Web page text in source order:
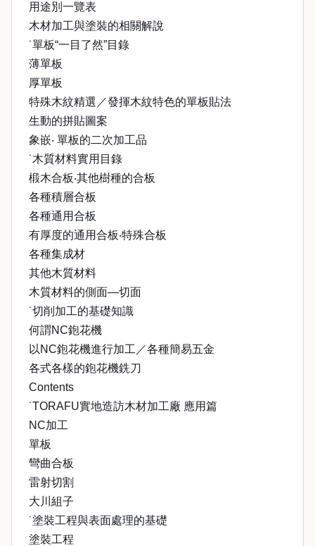
用途別一覽表
木材加工與塗裝的相關解說
˙單板“一目了然”目錄
薄單板
厚單板
特殊木紋精選／發揮木紋特色的單板貼法
生動的拼貼圖案
象嵌‧ 單板的二次加工品
˙木質材料實用目錄
椴木合板‧其他樹種的合板
各種積層合板
各種通用合板
有厚度的通用合板‧特殊合板
各種集成材
其他木質材料
木質材料的側面—切面
˙切削加工的基礎知識
何謂NC鉋花機
以NC鉋花機進行加工／各種簡易五金
各式各樣的鉋花機銑刀
Contents
˙TORAFU實地造訪木材加工廠 應用篇
NC加工
單板
彎曲合板
雷射切割
大川組子
˙塗裝工程與表面處理的基礎
塗裝工程